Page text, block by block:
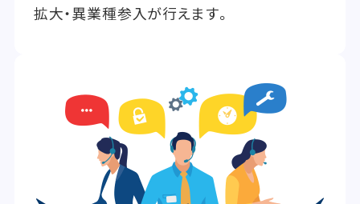
拡大・異業種参入が行えます。